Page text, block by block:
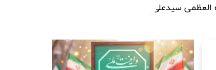
سیدعلی خامنه‌ای (رضوان‌الله‌علیه)